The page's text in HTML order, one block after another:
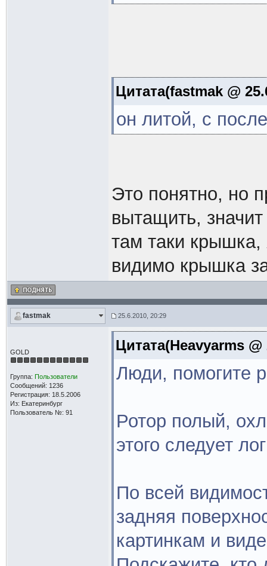
Цитата(fastmak @
он литой, с
Это понятно, но
вытащить,
там таки крышка,
видимо крышка
fastmak 25.6.2010, 20:29
GOLD
Группа: Пользователи
Сообщений: 1236
Регистрация: 18.5.2006
Из: Екатеринбург
Пользователь №: 91
Цитата(Heavyarms
Люди, помогите
Ротор полый,
этого следует
По всей
задняя
картинкам и